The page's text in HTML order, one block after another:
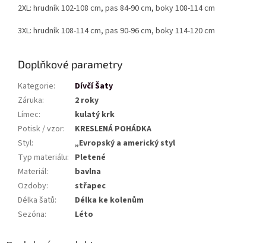
2XL: hrudník 102-108 cm, pas 84-90 cm, boky 108-114 cm
3XL: hrudník 108-114 cm, pas 90-96 cm, boky 114-120 cm
Doplňkové parametry
Kategorie:
Dívčí Šaty
Záruka:
2 roky
Límec:
kulatý krk
Potisk / vzor:
KRESLENÁ POHÁDKA
Styl:
„Evropský a americký styl
Typ materiálu: Pletené
Materiál:
bavlna
Ozdoby:
střapec
Délka šatů:
Délka ke kolenům
Sezóna: Léto